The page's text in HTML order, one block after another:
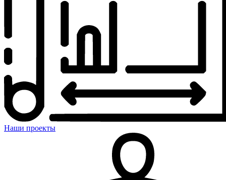
Наши проекты